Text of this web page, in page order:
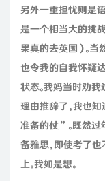
另外一重担忧则是
是一个相当大的挑
果真的去英国）。当
也令我的自我怀疑
状态。我妈当时劝
理由推辞了，我也
准备的仗”。既然过
备雅思，即使考了
上。我如是想。